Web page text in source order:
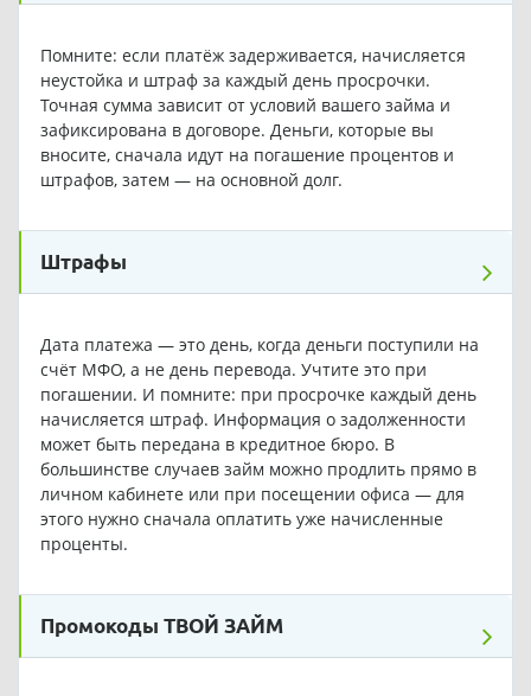
Помните: если платёж задерживается, начисляется
неустойка и штраф за каждый день просрочки.
Точная сумма зависит от условий вашего займа и
зафиксирована в договоре. Деньги, которые вы
вносите, сначала идут на погашение процентов и
штрафов, затем — на основной долг.
Штрафы
Дата платежа — это день, когда деньги поступили на
счёт МФО, а не день перевода. Учтите это при
погашении. И помните: при просрочке каждый день
начисляется штраф. Информация о задолженности
может быть передана в кредитное бюро. В
большинстве случаев займ можно продлить прямо в
личном кабинете или при посещении офиса — для
этого нужно сначала оплатить уже начисленные
проценты.
Промокоды ТВОЙ ЗАЙМ